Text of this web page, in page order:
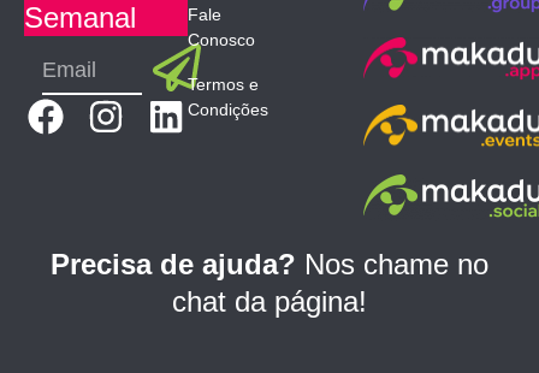
Semanal
Email Submit
F
b
I
a
L
e
d
Fale
Conosco
Termos e
Condições
Precisa de ajuda? Nos chame no
chat da página!